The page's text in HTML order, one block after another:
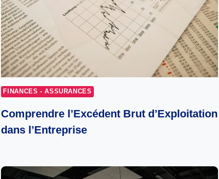
FINANCES - ASSURANCES
Comprendre l’Excédent Brut d’Exploitation
dans l’Entreprise